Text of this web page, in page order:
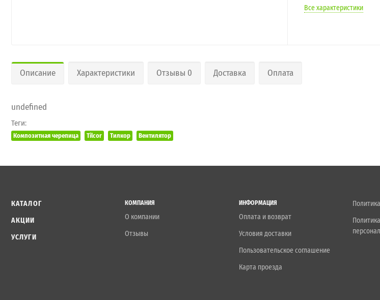
Все характеристики
Описание Характеристики Отзывы 0 Доставка Оплата
undefined
Теги:
Композитная черепица Tilcor Тилкор Вентилятор
КАТАЛОГ
АКЦИИ
УСЛУГИ
КОМПАНИЯ
О компании
Отзывы
ИНФОРМАЦИЯ
Оплата и возврат
Условия доставки
Пользовательское соглашение
Карта проезда